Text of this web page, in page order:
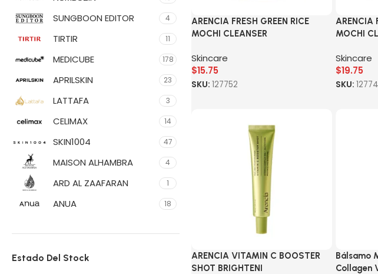
SUNGBOON EDITOR 4
TIRTIR 11
MEDICUBE 178
APRILSKIN 23
LATTAFA 3
CELIMAX 14
SKIN1004 47
MAISON ALHAMBRA 4
ARD AL ZAAFARAN 1
ANUA 18
Estado Del Stock
ARENCIA FRESH GREEN RICE
MOCHI CLEANSER
Skincare
$15.75
SKU: 127752
ARENCIA
MOCHI
Skincare
$19.75
SKU:
ARENCIA VITAMIN C BOOSTER
SHOT BRIGHTENI
Bálsamo
Collagen